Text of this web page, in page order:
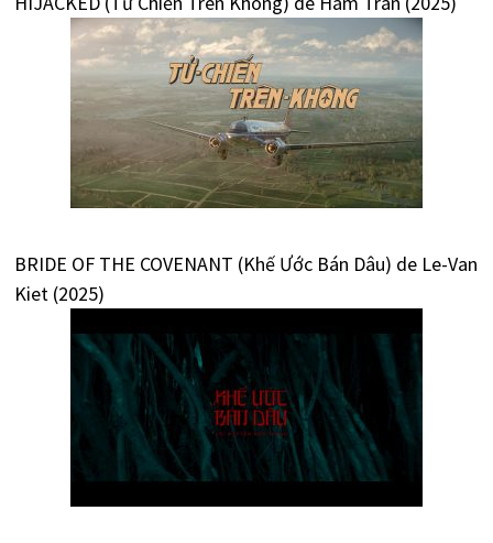
BRIDE OF THE COVENANT (Khế Ước Bán Dâu) de Le-Van
Kiet (2025)